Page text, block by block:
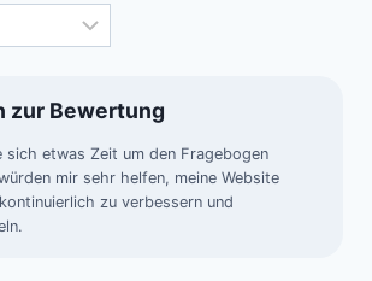
zur Bewertung
sich etwas Zeit um den Fragebogen
mir sehr helfen, meine Website
zu verbessern und